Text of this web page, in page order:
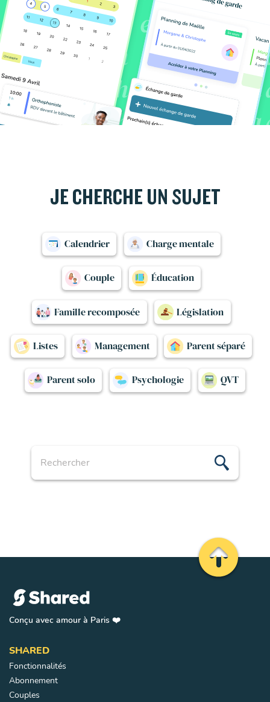
JE CHERCHE UN SUJET
Calendrier Charge mentale
Couple Éducation
Famille recomposée Législation
Listes Management Parent séparé
Parent solo Psychologie QVT
Conçu avec amour à Paris ❤️
SHARED
Fonctionnalités
Abonnement
Couples